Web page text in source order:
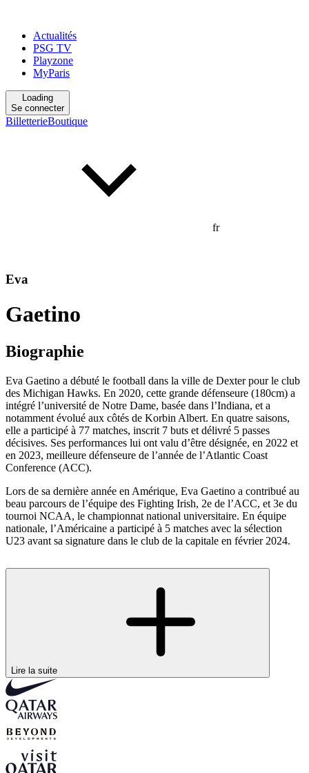
Actualités
PSG TV
Playzone
MyParis
Loading
Se connecter
BilletterieBoutique
fr
Eva
Gaetino
Biographie
Eva Gaetino a débuté le football dans la ville de Dexter pour le club
des Michigan Hawks. En 2020, cette grande défenseure (180cm) a
intégré l’université de Notre Dame, basée dans l’Indiana, et a
notamment évolué aux côtés de Korbin Albert. En quatre saisons,
elle a participé à 77 matches, inscrit 7 buts et délivré 5 passes
décisives. Ses performances lui ont valu d’être désignée, en 2022 et
en 2023, meilleure défenseure de l’année de l’Atlantic Coast
Conference (ACC).
Lors de sa dernière année en Amérique, Eva Gaetino a contribué au
beau parcours de l’équipe des Fighting Irish, 2e de l’ACC, et 3e du
tournoi NCAA, le championnat national universitaire. En équipe
nationale, l’Américaine a participé à 5 matches avec la sélection
U23 avant sa signature dans le club de la capitale en février 2024.
Lire la suite